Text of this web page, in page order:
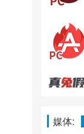
媒体: